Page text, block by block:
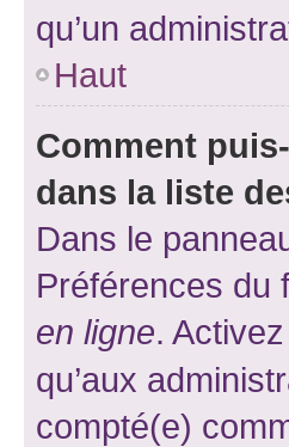
qu’un
Haut
Comment
dans la liste
Dans le
Préférences du
en ligne.
qu’aux
compté(e)